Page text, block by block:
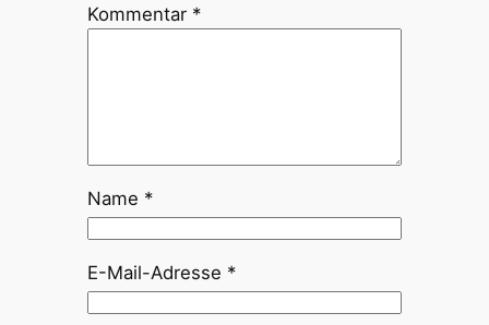
Kommentar *
Name *
E-Mail-Adresse *